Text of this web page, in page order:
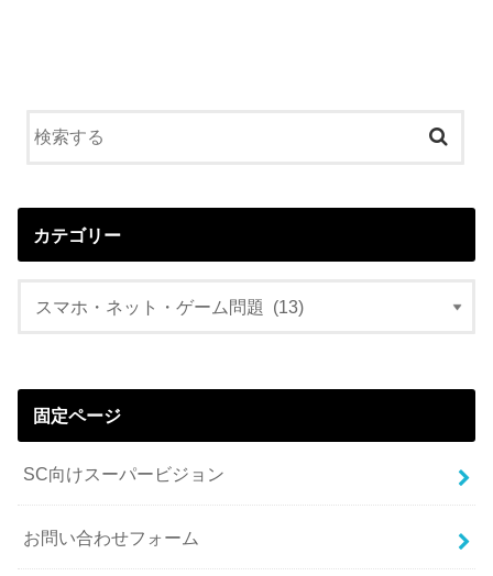
カテゴリー
固定ページ
SC向けスーパービジョン
お問い合わせフォーム